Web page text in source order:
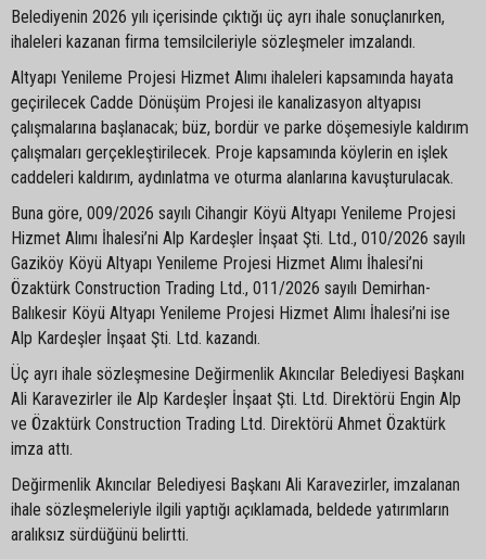
Belediyenin 2026 yılı içerisinde çıktığı üç ayrı ihale sonuçlanırken,
ihaleleri kazanan firma temsilcileriyle sözleşmeler imzalandı.
Altyapı Yenileme Projesi Hizmet Alımı ihaleleri kapsamında hayata
geçirilecek Cadde Dönüşüm Projesi ile kanalizasyon altyapısı
çalışmalarına başlanacak; büz, bordür ve parke döşemesiyle kaldırım
çalışmaları gerçekleştirilecek. Proje kapsamında köylerin en işlek
caddeleri kaldırım, aydınlatma ve oturma alanlarına kavuşturulacak.
Buna göre, 009/2026 sayılı Cihangir Köyü Altyapı Yenileme Projesi
Hizmet Alımı İhalesi’ni Alp Kardeşler İnşaat Şti. Ltd., 010/2026 sayılı
Gaziköy Köyü Altyapı Yenileme Projesi Hizmet Alımı İhalesi’ni
Özaktürk Construction Trading Ltd., 011/2026 sayılı Demirhan-
Balıkesir Köyü Altyapı Yenileme Projesi Hizmet Alımı İhalesi’ni ise
Alp Kardeşler İnşaat Şti. Ltd. kazandı.
Üç ayrı ihale sözleşmesine Değirmenlik Akıncılar Belediyesi Başkanı
Ali Karavezirler ile Alp Kardeşler İnşaat Şti. Ltd. Direktörü Engin Alp
ve Özaktürk Construction Trading Ltd. Direktörü Ahmet Özaktürk
imza attı.
Değirmenlik Akıncılar Belediyesi Başkanı Ali Karavezirler, imzalanan
ihale sözleşmeleriyle ilgili yaptığı açıklamada, beldede yatırımların
aralıksız sürdüğünü belirtti.